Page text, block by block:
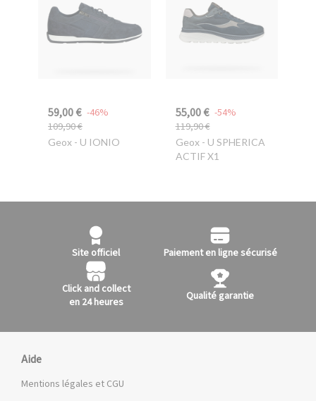
59,00 €
109,90 €
-46%
Geox - U IONIO
55,00 €
119,90 €
-54%
Geox- U SPHERICA
ACTIF X1
Site officiel Paiement en ligne sécurisé
Click and collect
en 24 heures
Qualité garantie
Aide
Mentions légales et CGU